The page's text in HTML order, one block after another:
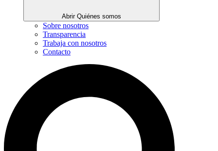
Abrir Quiénes somos
Sobre nosotros
Transparencia
Trabaja con nosotros
Contacto